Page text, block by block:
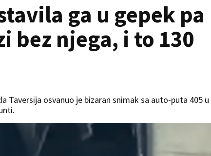
ga u gepek pa
bez njega, i to 130
Taversija osvanuo je bizaran snimak sa auto-puta 405 u